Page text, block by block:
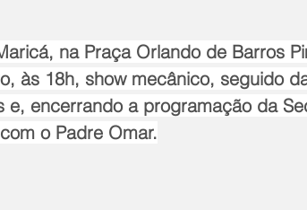
na Praça Orlando de Barros
às 18h, show mecânico, seguido
e, encerrando a programação da
o Padre Omar.